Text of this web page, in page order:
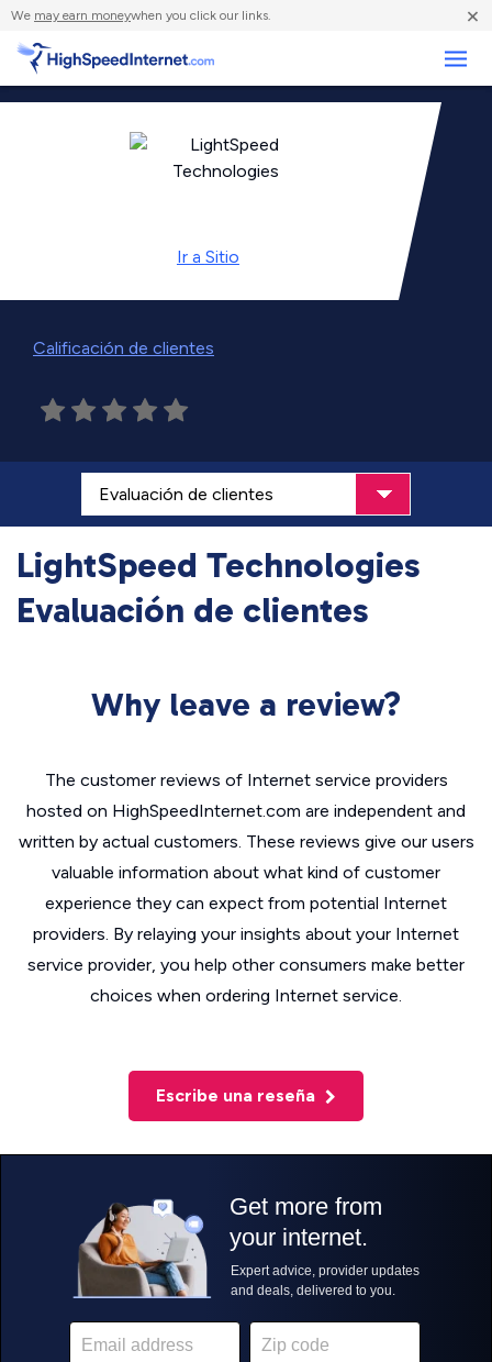
We may earn moneywhen you click our links. ×
Ir a Sitio
Calificación de clientes
LightSpeed Technologies
Evaluación de clientes
Why leave a review?
The customer reviews of Internet service providers
hosted on HighSpeedInternet.com are independent and
written by actual customers. These reviews give our users
valuable information about what kind of customer
experience they can expect from potential Internet
providers. By relaying your insights about your Internet
service provider, you help other consumers make better
choices when ordering Internet service.
Escribe una reseña